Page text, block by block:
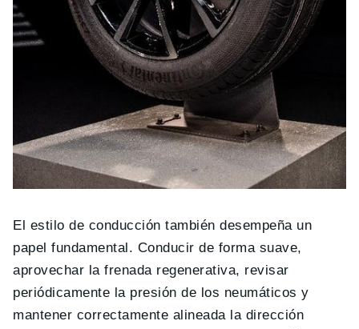
El estilo de conducción también desempeña un
papel fundamental. Conducir de forma suave,
aprovechar la frenada regenerativa, revisar
periódicamente la presión de los neumáticos y
mantener correctamente alineada la dirección